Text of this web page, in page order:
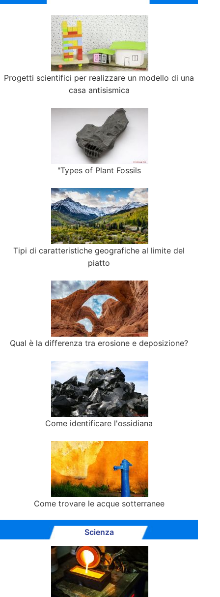
Progetti scientifici per realizzare un modello di una
casa antisismica
"Types of Plant Fossils
Tipi di caratteristiche geografiche al limite del
piatto
Qual è la differenza tra erosione e deposizione?
Come identificare l'ossidiana
Come trovare le acque sotterranee
Scienza